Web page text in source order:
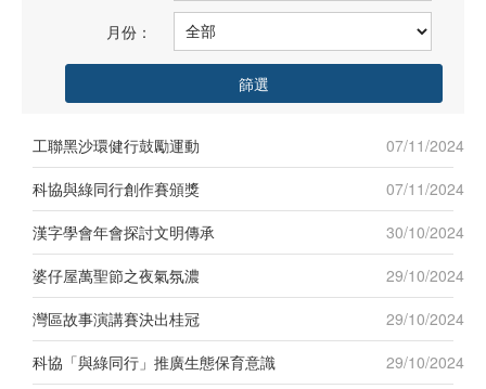
月份：
篩選
工聯黑沙環健行鼓勵運動
07/11/2024
科協與綠同行創作賽頒獎
07/11/2024
漢字學會年會探討文明傳承
30/10/2024
婆仔屋萬聖節之夜氣氛濃
29/10/2024
灣區故事演講賽決出桂冠
29/10/2024
科協「與綠同行」推廣生態保育意識
29/10/2024